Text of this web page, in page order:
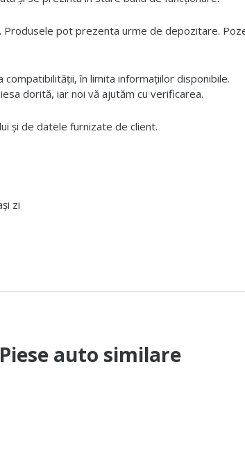
pot prezenta urme de depozitare.
în limita informațiilor disponibile.
dorită, iar noi vă ajutăm cu verificarea.
și de datele furnizate de client.
zi
Piese auto similare